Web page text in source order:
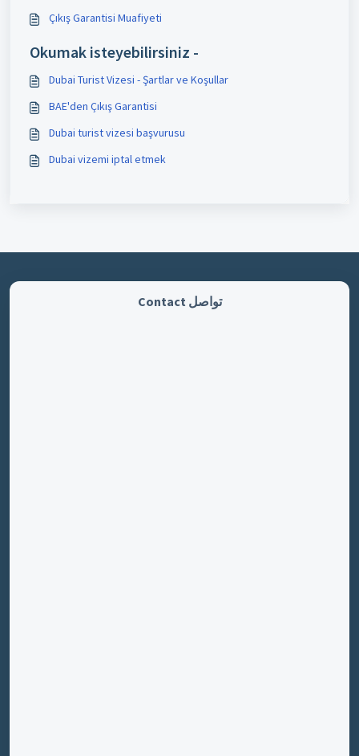
Çıkış Garantisi Muafiyeti
Okumak isteyebilirsiniz -
Dubai Turist Vizesi - Şartlar ve Koşullar
BAE'den Çıkış Garantisi
Dubai turist vizesi başvurusu
Dubai vizemi iptal etmek
تواصل Contact